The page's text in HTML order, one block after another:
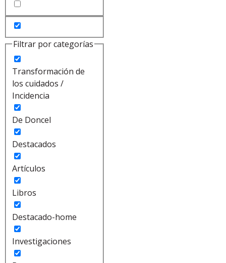
Filtrar por categorías
Transformación de
los cuidados /
Incidencia
De Doncel
Destacados
Artículos
Libros
Destacado-home
Investigaciones